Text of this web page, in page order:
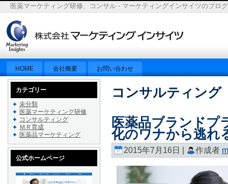
医薬マーケティング研修、コンサル - マーケティングインサイツのブログ
HOME 会社概要 お問い合わせ
カテゴリー
未分類
医薬マーケティング研修
コンサルティング
ＭＲ育成
医薬品マーケティング
公式ホームページ
コンサルティング
医薬品ブランドプ
化のワナから逃れ
2015年7月16日 | 作成者